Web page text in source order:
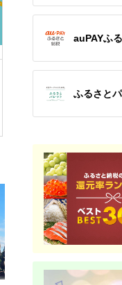
税
長野県 塩尻市
ト券（1000円券×9
栃
2
auPAYふ
ふるさと